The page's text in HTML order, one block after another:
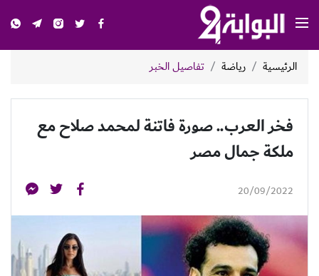
الرئيسية رياضة تفاصيل الخبر
فخر العرب.. صورة فاتنة لمحمد صلاح مع
ملكة جمال مصر
20/09/2022